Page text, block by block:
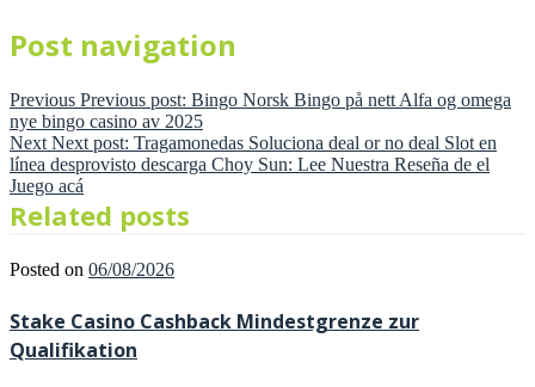
Post navigation
Previous Previous post: Bingo Norsk Bingo på nett Alfa og omega
nye bingo casino av 2025
Next Next post: Tragamonedas Soluciona deal or no deal Slot en
línea desprovisto descarga Choy Sun: Lee Nuestra Reseña de el
Juego acá
Related posts
Posted on 06/08/2026
Stake Casino Cashback Mindestgrenze zur
Qualifikation